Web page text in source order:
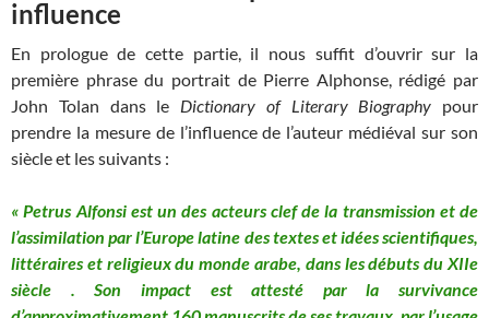
influence
En prologue de cette partie, il nous suffit d’ouvrir sur la
première phrase du portrait de Pierre Alphonse, rédigé par
John Tolan dans le Dictionary of Literary Biography pour
prendre la mesure de l’influence de l’auteur médiéval sur son
siècle et les suivants :
« Petrus Alfonsi est un des acteurs clef de la transmission et de
l’assimilation par l’Europe latine des textes et idées scientifiques,
littéraires et religieux du monde arabe, dans les débuts du XIIe
siècle . Son impact est attesté par la survivance